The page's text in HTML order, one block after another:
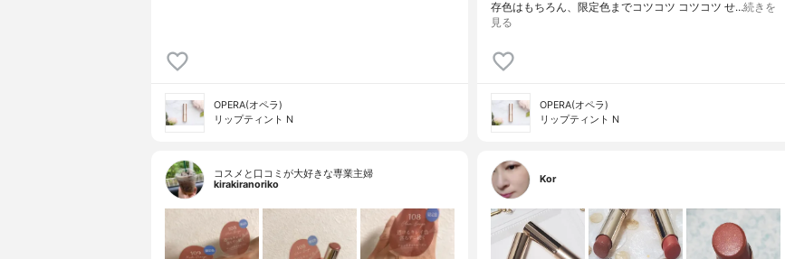
OPERA(オペラ)
リップティント N
存色はもちろん、限定色までコツコツ コツコツ せ…続きを
見る
OPERA(オペラ)
リップティント N
コスメと口コミが大好きな専業主婦
kirakiranoriko
Kor